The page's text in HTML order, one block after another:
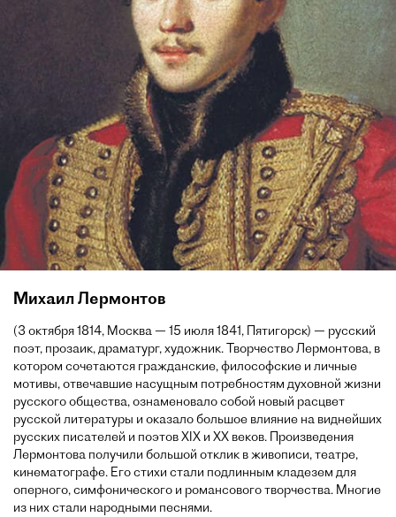
Михаил Лермонтов
(3 октября 1814, Москва — 15 июля 1841, Пятигорск) — русский
поэт, прозаик, драматург, художник. Творчество Лермонтова, в
котором сочетаются гражданские, философские и личные
мотивы, отвечавшие насущным потребностям духовной жизни
русского общества, ознаменовало собой новый расцвет
русской литературы и оказало большое влияние на виднейших
русских писателей и поэтов XIX и XX веков. Произведения
Лермонтова получили большой отклик в живописи, театре,
кинематографе. Его стихи стали подлинным кладезем для
оперного, симфонического и романсового творчества. Многие
из них стали народными песнями.